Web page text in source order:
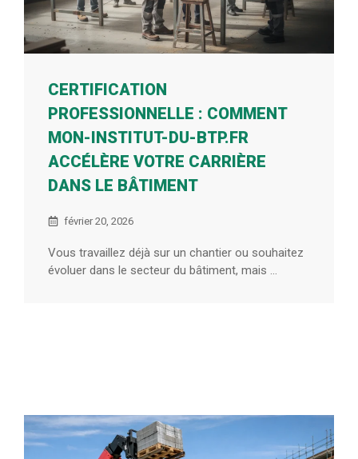
CERTIFICATION
PROFESSIONNELLE : COMMENT
MON-INSTITUT-DU-BTP.FR
ACCÉLÈRE VOTRE CARRIÈRE
DANS LE BÂTIMENT
février 20, 2026
Vous travaillez déjà sur un chantier ou souhaitez
évoluer dans le secteur du bâtiment, mais ...